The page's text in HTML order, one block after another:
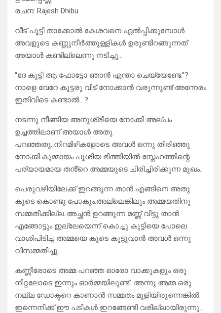
രചന: Rajesh Dhibu
വീട് പൂട്ടി താക്കോൽ കേശവനെ ഏൽപ്പിക്കുമ്പോൾ
അവളുടെ കണ്ണുനീർത്തുള്ളികൾ ഉരുണ്ടിറങ്ങുന്നത്
അയാൾ കണ്ടില്ലെന്നു നടിച്ചു…
“ദേ കുട്ടി ആ ഫോട്ടോ ഞാൻ എന്താ ചെയ്യേണ്ടേ.”?
നാളെ വേറേ കൂട്ടരു വീട് നോക്കാൻ വരുന്നുണ്ട് അന്നേരം
ഇതിവിടെ കണ്ടാൽ.. ?
നടന്നു നീങ്ങിയ അനുശ്രീയെ നോക്കി അല്പം
ഉച്ചത്തിലാണ് അയാൾ അതു
പറഞ്ഞതു..നിറമിഴികളോടെ അവൾ ഒന്നു തിരിഞ്ഞു
നോക്കി.കുമ്മായം പൂശിയ ഭിത്തിയിൽ സ്നേഹത്തിന്റെ
പര്യായമായ തൻ്റെ അമ്മയുടെ ചിരിച്ചിരിക്കുന്ന മുഖം..
പെരുവഴിയിലേക്ക് ഇറങ്ങുന്ന താൻ എങ്ങിനെ അതു
കൂടെ കൊണ്ടു പോകും.അല്ലെങ്കിലും അമ്മയതിനു
സമ്മതിക്കില്ല..അച്ഛൻ ഉറങ്ങുന്ന മണ്ണ് വിട്ടു താൻ
എങ്ങോട്ടും ഇല്ലേയെന്ന് കൊച്ചു കുട്ടിയെ പോലെ
വാശിപിടിച്ച അമ്മയെ കൂടെ കൂട്ടുവാൻ അവൾ ഒന്നു
വിസമ്മതിച്ചു..
കണ്ണീരോടെ അമ്മ പറഞ്ഞ ഓരോ വാക്കുകളും ഒരു
നീറ്റലോടെ ഇന്നും ഓർമ്മയിലുണ്ട്…അന്നു അമ്മ ഒരു
നല്ല ഡോക്ടറെ കാണാൻ സമ്മതം മൂളിയിരുന്നെങ്കിൽ
ഇന്നെനിക്ക് ഈ പടികൾ ഇറങ്ങേണ്ടി വരില്ലായിരുന്നു..